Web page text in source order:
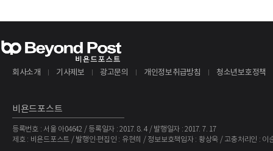
회사소개 기사제보 광고문의 개인정보취급방침 청소년보호정책
비욘드포스트
등록번호 : 서울 아04642 / 등록일자 : 2017. 8. 4 / 발행일자 : 2017. 7. 17
제호 : 비욘드포스트 / 발행인·편집인 : 유현희 / 정보보호책임자 : 황상욱 / 고충처리인 : 이